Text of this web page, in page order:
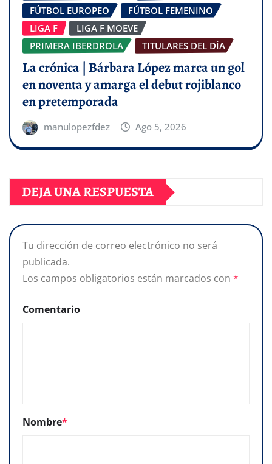
FÚTBOL EUROPEO
FÚTBOL FEMENINO
LIGA F
LIGA F MOEVE
PRIMERA IBERDROLA
TITULARES DEL DÍA
La crónica | Bárbara López marca un gol
en noventa y amarga el debut rojiblanco
en pretemporada
manulopezfdez Ago 5, 2026
DEJA UNA RESPUESTA
Tu dirección de correo electrónico no será
publicada.
Los campos obligatorios están marcados con *
Comentario
Nombre*